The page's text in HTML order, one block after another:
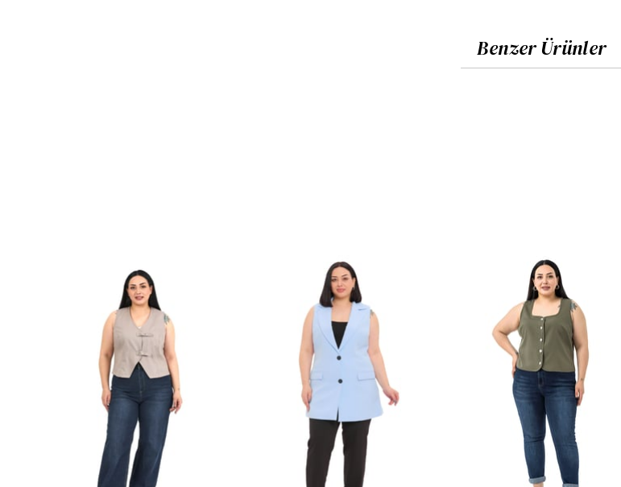
Benzer Ürünler